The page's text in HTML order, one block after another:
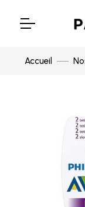
Accueil